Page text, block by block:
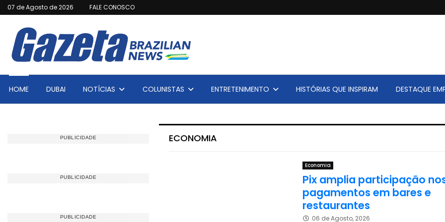
07 de Agosto de 2026 FALE CONOSCO
HOME DUBAI NOTÍCIAS COLUNISTAS ENTRETENIMENTO HISTÓRIAS QUE INSPIRAM DESTAQUE
ECONOMIA
Economia
Pix amplia participação
pagamentos em bares e
restaurantes
06 de Agosto, 2026